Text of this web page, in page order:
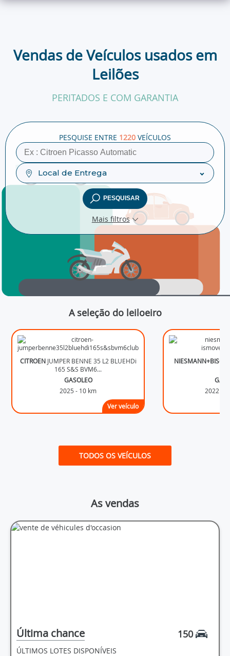
NANTES10/08- 195
Vendas de Veículos usados em
Leilões
PERITADOS E COM GARANTIA
PESQUISE ENTRE 1220 VEÍCULOS
Local de Entrega
PESQUISAR
Mais filtros
A seleção do leiloeiro
CITROEN JUMPER BENNE 35 L2 BLUEHDi
165 S&S BVM6...
GASOLEO
2025 - 10 km
Ver veículo
2022 -
TODOS OS VEÍCULOS
As vendas
Última chance 150
ÚLTIMOS LOTES DISPONÍVEIS